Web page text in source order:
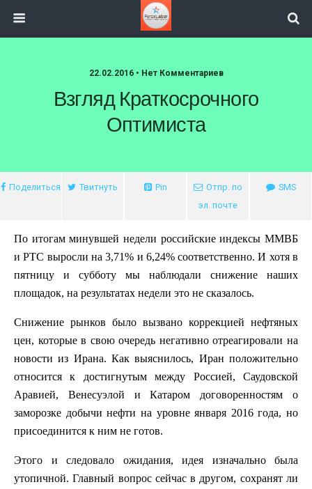
22.02.2016 • Нет Комментариев
Взгляд Краткосрочного
Оптимиста
Поделиться Твитнуть Pin
Отпр. по
эл. почте
SMS
По итогам минувшей недели российские индексы ММВБ
и РТС выросли на 3,71% и 6,24% соответственно. И хотя в
пятницу и субботу мы наблюдали снижение наших
площадок, на результатах недели это не сказалось.
Снижение рынков было вызвано коррекцией нефтяных
цен, которые в свою очередь негативно отреагировали на
новости из Ирана. Как выяснилось, Иран положительно
относится к достигнутым между Россией, Саудовской
Аравией, Венесуэлой и Катаром договоренностям о
заморозке добычи нефти на уровне января 2016 года, но
присоединится к ним не готов.
Этого и следовало ожидания, идея изначально была
утопичной. Главный вопрос сейчас в другом, сохранят ли